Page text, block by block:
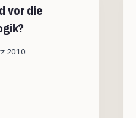
vor die
2010